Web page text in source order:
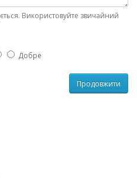
Використовуйте звичайний
Добре
Продовжити